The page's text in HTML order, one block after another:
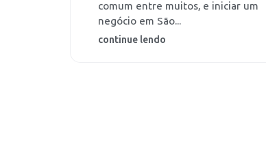
comum entre muitos, e iniciar um
negócio em São...
continue lendo